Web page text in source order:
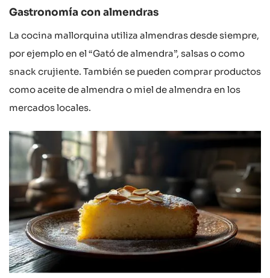
Gastronomía con almendras
La cocina mallorquina utiliza almendras desde siempre,
por ejemplo en el “Gató de almendra”, salsas o como
snack crujiente. También se pueden comprar productos
como aceite de almendra o miel de almendra en los
mercados locales.